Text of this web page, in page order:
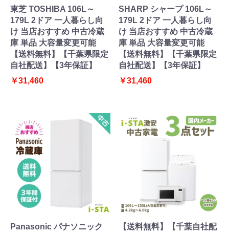
東芝 TOSHIBA 106L～
179L 2ドア 一人暮らし向
け 当店おすすめ 中古冷蔵
庫 単品 大容量変更可能
【送料無料】【千葉県限定
自社配送】【3年保証】
￥31,460
SHARP シャープ 106L～
179L 2ドア 一人暮らし向
け 当店おすすめ 中古冷蔵
庫 単品 大容量変更可能
【送料無料】【千葉県限定
自社配送】【3年保証】
￥31,460
Panasonic パナソニック
【送料無料】【千葉自社配